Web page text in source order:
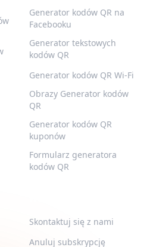
Generator kodów QR na
Facebooku
Generator tekstowych
kodów QR
Generator kodów QR Wi-Fi
Obrazy Generator kodów
QR
Generator kodów QR
kuponów
Formularz generatora
kodów QR
Skontaktuj się z nami
Anuluj subskrypcję